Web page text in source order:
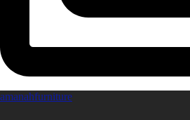
amanahfurniture